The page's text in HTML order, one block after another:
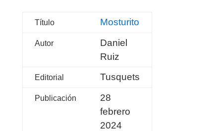
Título Mosturito
Autor
Daniel
Ruiz
Editorial Tusquets
Publicación
28
febrero
2024